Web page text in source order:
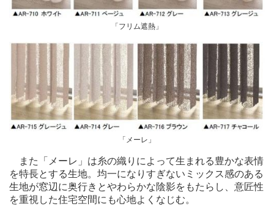
「フリム遮熱」
「メーレ」
また「メーレ」は糸の織りによって生まれる豊かな表情
を特長とする生地。均一になりすぎないミックス感のある
生地が窓辺に奥行きとやわらかな陰影をもたらし、意匠性
を重視した住宅空間にも心地よくなじむ。